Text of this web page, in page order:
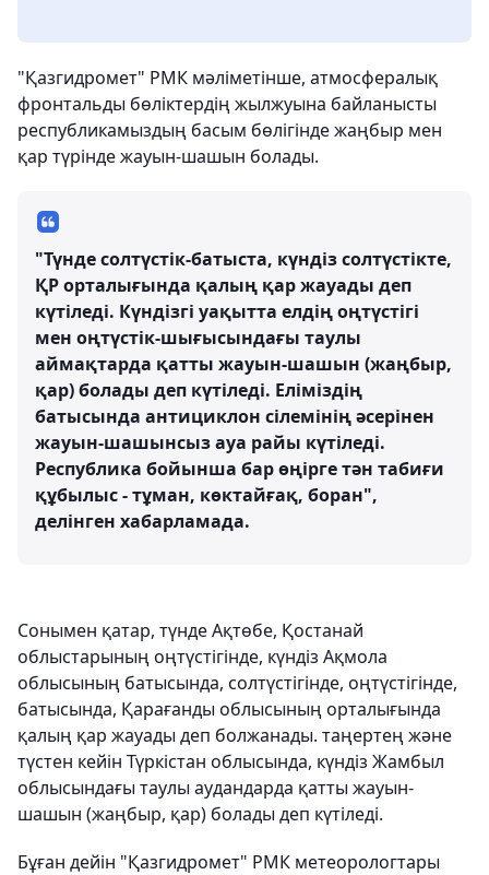
"Қазгидромет" РМК мәліметінше, атмосфералық
фронтальды бөліктердің жылжуына байланысты
республикамыздың басым бөлігінде жаңбыр мен
қар түрінде жауын-шашын болады.
"Түнде солтүстік-батыста, күндіз солтүстікте,
ҚР орталығында қалың қар жауады деп
күтіледі. Күндізгі уақытта елдің оңтүстігі
мен оңтүстік-шығысындағы таулы
аймақтарда қатты жауын-шашын (жаңбыр,
қар) болады деп күтіледі. Еліміздің
батысында антициклон сілемінің әсерінен
жауын-шашынсыз ауа райы күтіледі.
Республика бойынша бар өңірге тән табиғи
құбылыс - тұман, көктайғақ, боран",
делінген хабарламада.
Сонымен қатар, түнде Ақтөбе, Қостанай
облыстарының оңтүстігінде, күндіз Ақмола
облысының батысында, солтүстігінде, оңтүстігінде,
батысында, Қарағанды облысының орталығында
қалың қар жауады деп болжанады. таңертең және
түстен кейін Түркістан облысында, күндіз Жамбыл
облысындағы таулы аудандарда қатты жауын-
шашын (жаңбыр, қар) болады деп күтіледі.
Бұған дейін "Қазгидромет" РМК метеорологтары